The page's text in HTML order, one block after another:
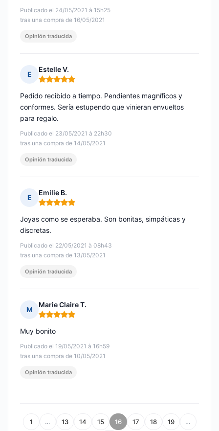
Publicado el 24/05/2021 à 15h25
tras una compra de 16/05/2021
Opinión traducida
E
Estelle V.
Nota: 5 de 5
Publicado el 23/05/2021 à 22h30
tras una compra de 14/05/2021
Pedido recibido a tiempo. Pendientes magníficos y
conformes. Sería estupendo que vinieran envueltos
para regalo.
Opinión traducida
E
Emilie B.
Nota: 5 de 5
Publicado el 22/05/2021 à 08h43
tras una compra de 13/05/2021
Joyas como se esperaba. Son bonitas, simpáticas y
discretas.
Opinión traducida
M
Marie Claire T.
Nota: 5 de 5
Publicado el 19/05/2021 à 16h59
tras una compra de 10/05/2021
Muy bonito
Opinión traducida
1 … 13 14 15 16 17 18 19 …